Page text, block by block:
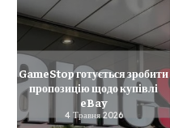
GameStop готується зробити
пропозицію щодо купівлі
eBay
4 Травня 2026